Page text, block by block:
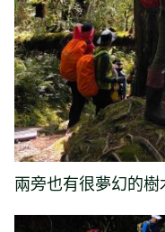
兩旁也有很夢幻的樹